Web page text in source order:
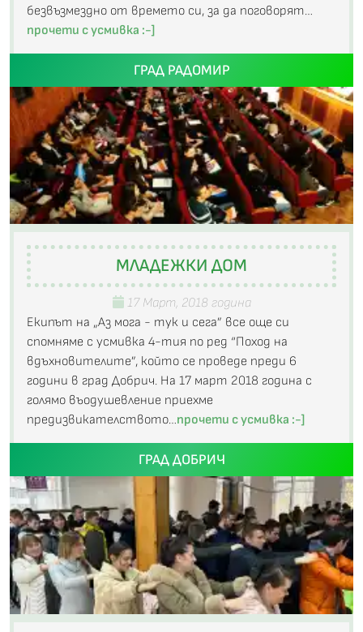
безвъзмездно от времето си, за да поговорят…
прочети с усмивка :-]
ГРАД РАДОМИР
МЛАДЕЖКИ ДОМ
17 Март, 2018 година
Екипът на „Аз мога - тук и сега” все още си
спомняме с усмивка 4-тия по ред “Поход на
вдъхновителите”, който се проведе преди 6
години в град Добрич. На 17 март 2018 година с
голямо въодушевление приехме
предизвикателството…прочети с усмивка :-]
ГРАД ДОБРИЧ